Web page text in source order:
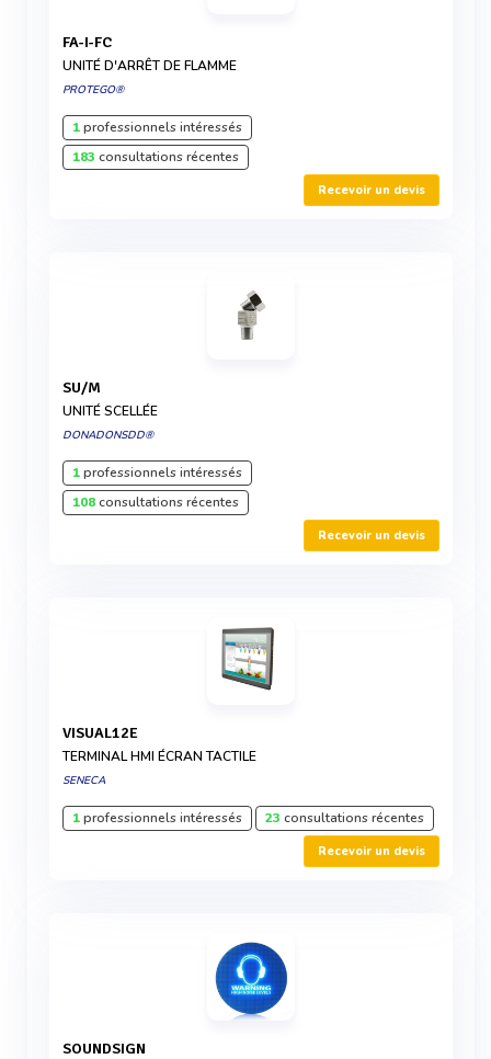
FA-I-FC
UNITÉ D'ARRÊT DE FLAMME
PROTEGO®
1professionnels intéressés
183 consultations récentes
Recevoir un devis
SU/M
UNITÉ SCELLÉE
DONADONSDD®
1professionnels intéressés
108consultations récentes
Recevoir un devis
VISUAL12E
TERMINAL HMI ÉCRAN TACTILE
SENECA
1professionnels intéressés 23 consultations récentes
Recevoir un devis
SOUNDSIGN